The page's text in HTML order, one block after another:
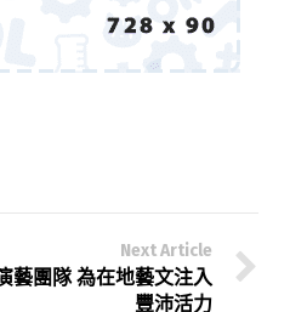
Next Article
藝團隊 為在地藝文注入
豐沛活力